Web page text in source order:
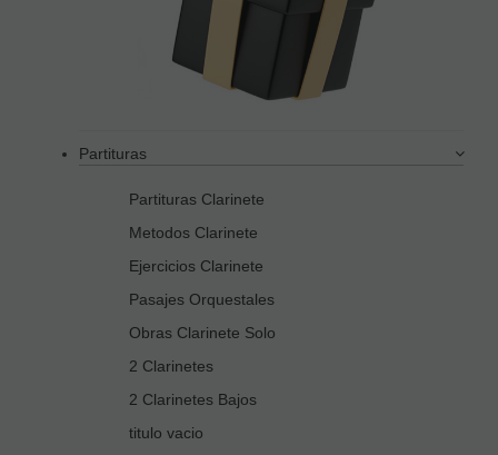
Partituras
Partituras Clarinete
Metodos Clarinete
Ejercicios Clarinete
Pasajes Orquestales
Obras Clarinete Solo
2 Clarinetes
2 Clarinetes Bajos
titulo vacio